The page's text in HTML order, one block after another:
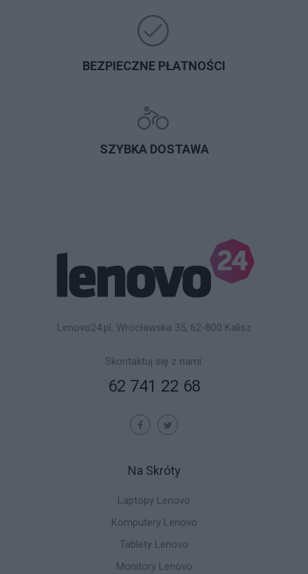
BEZPIECZNE PŁATNOŚCI
SZYBKA DOSTAWA
Lenovo24.pl, Wrocławska 35, 62-800 Kalisz
Skontaktuj się z nami:
62 741 22 68
Na Skróty
Laptopy Lenovo
Komputery Lenovo
Tablety Lenovo
Monitory Lenovo